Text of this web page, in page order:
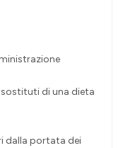
di una dieta
dalla portata dei